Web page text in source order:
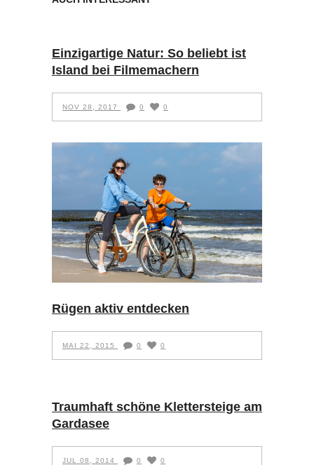
Einzigartige Natur: So beliebt ist
Island bei Filmemachern
NOV 28, 2017 0 0
Rügen aktiv entdecken
MAI 22, 2015 0 0
Traumhaft schöne Klettersteige am
Gardasee
JUL 08, 2014 0 0